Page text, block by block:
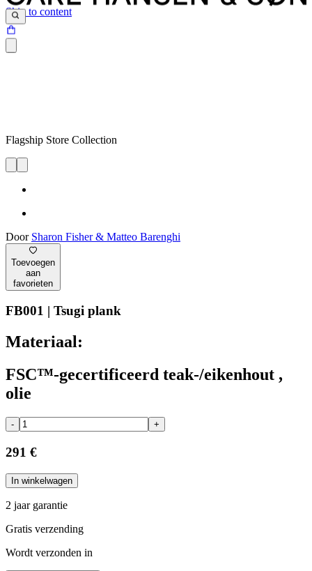
Skip to content
Flagship Store Collection
Door Sharon Fisher & Matteo Barenghi
Toevoegen
aan
favorieten
FB001 | Tsugi plank
Materiaal:
FSC™-gecertificeerd teak-/eikenhout ,
olie
- +
291 €
In winkelwagen
2 jaar garantie
Gratis verzending
Wordt verzonden in